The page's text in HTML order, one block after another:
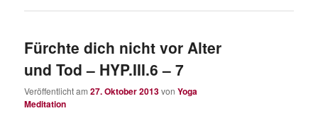
Fürchte dich nicht vor Alter
und Tod – HYP.III.6 – 7
Veröffentlicht am27. Oktober 2013vonYoga
Meditation